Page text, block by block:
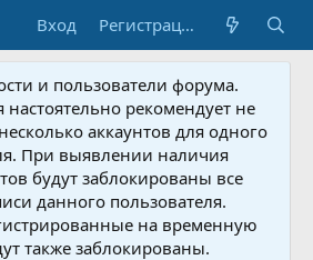
Вход Регистрация
и пользователи форума.
рекомендует не
аккаунтов для одного
При выявлении наличия
будут заблокированы все
данного пользователя.
на временную
также заблокированы.